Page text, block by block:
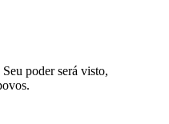
poder será visto,